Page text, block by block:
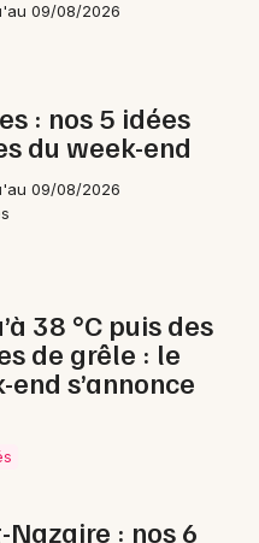
09/08/2026
: nos 5 idées
du week-end
09/08/2026
38 °C puis des
de grêle : le
end s’annonce
Nazaire : nos 6